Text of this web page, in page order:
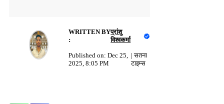
WRITTEN BY
:
प्रांशु
विश्वकर्मा
Published on: Dec 25,
2025, 8:05 PM
|सतना
टाइम्स